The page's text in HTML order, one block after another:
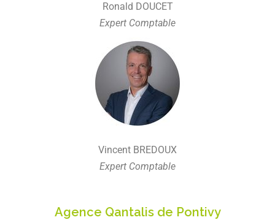
Ronald DOUCET
Expert Comptable
Vincent BREDOUX
Expert Comptable
Agence Qantalis de Pontivy